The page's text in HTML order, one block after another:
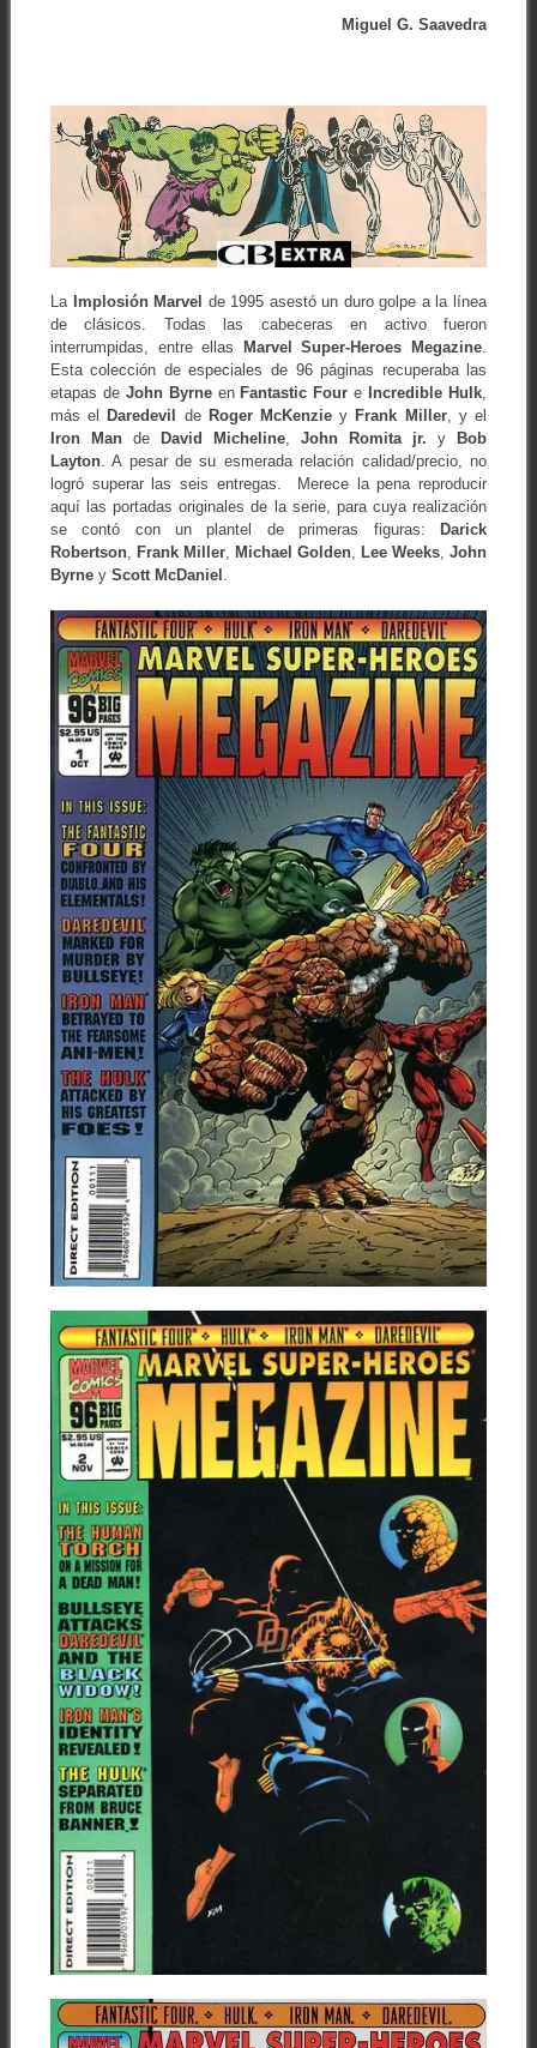
Miguel G. Saavedra
La Implosión Marvel de 1995 asestó un duro golpe a la línea
de clásicos. Todas las cabeceras en activo fueron
interrumpidas, entre ellas
Marvel Super-Heroes Megazine.
Esta colección de especiales de 96 páginas recuperaba las
etapas de John Byrneen Fantastic Four e Incredible Hulk,
más el
Daredevil de Roger McKenzie y Frank Miller, y el
Iron Mande David Micheline,John Romita jr. y
Bob
Layton. A pesar de su esmerada relación calidad/precio, no
logró superar las seis entregas. Merece la pena reproducir
aquí las portadas originales de la serie, para cuya realización
se contó con un plantel de primeras figuras:
Darick
Robertson, Frank Miller, Michael Golden, Lee Weeks,John
Byrney Scott McDaniel .